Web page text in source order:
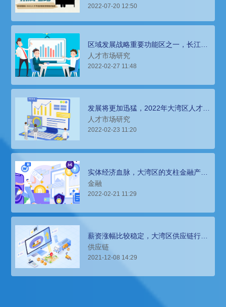
2022-07-20 12:50
区域发展战略重要功能区之一，长江地
区重点行业人才薪酬报告
人才市场研究
2022-02-27 11:48
发展将更加迅猛，2022年大湾区人才市
场薪酬报告
人才市场研究
2022-02-23 11:20
实体经济血脉，大湾区的支柱金融产业
人才薪酬报告
金融
2022-02-21 11:29
薪资涨幅比较稳定，大湾区供应链行业
人才薪酬报告
供应链
2021-12-08 14:29